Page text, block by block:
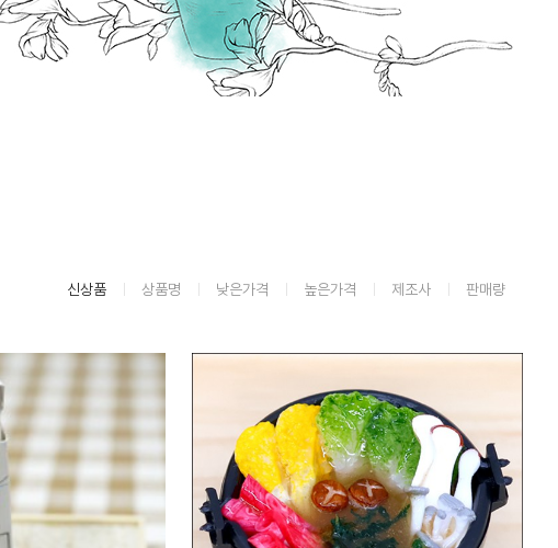
신상품 상품명 낮은가격 높은가격 제조사 판매량